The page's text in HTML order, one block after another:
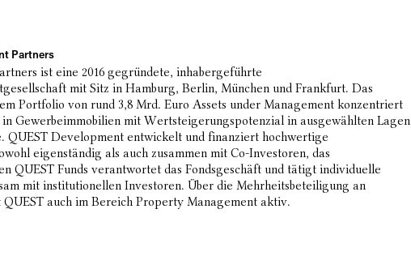
Partners
ist eine 2016 gegründete, inhabergeführte
mit Sitz in Hamburg, Berlin, München und Frankfurt. Das
Portfolio von rund 3,8 Mrd. Euro Assets under Management konzentriert
Gewerbeimmobilien mit Wertsteigerungspotenzial in ausgewählten Lagen
QUEST Development entwickelt und finanziert hochwertige
eigenständig als auch zusammen mit Co-Investoren, das
QUEST Funds verantwortet das Fondsgeschäft und tätigt individuelle
mit institutionellen Investoren. Über die Mehrheitsbeteiligung an
auch im Bereich Property Management aktiv.